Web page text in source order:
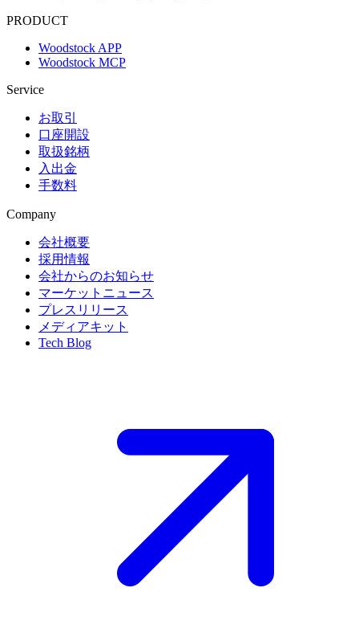
PRODUCT
Woodstock APP
Woodstock MCP
Service
お取引
口座開設
取扱銘柄
入出金
手数料
Company
会社概要
採用情報
会社からのお知らせ
マーケットニュース
プレスリリース
メディアキット
Tech Blog